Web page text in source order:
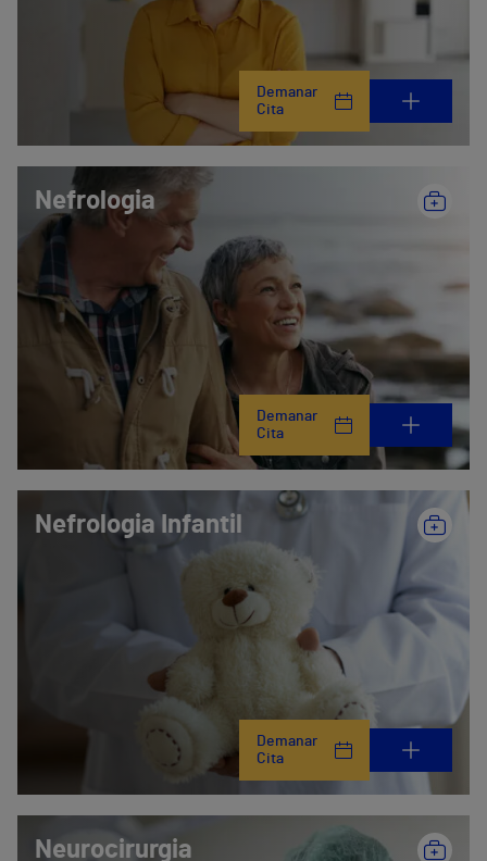
Demanar
Cita
Nefrologia
Demanar
Cita
Nefrologia Infantil
Demanar
Cita
Neurocirurgia